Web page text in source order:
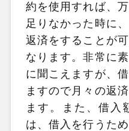
約を使用すれば、
足りなかった時に
返済をすることが
なります。非常に
に聞こえますが、
ますので月々の返
ます。また、借入
は、借入を行うた